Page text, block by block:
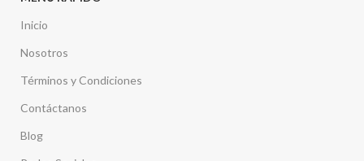
Inicio
Nosotros
Términos y Condiciones
Contáctanos
Blog